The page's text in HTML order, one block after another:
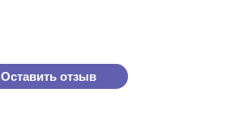
Оставить отзыв